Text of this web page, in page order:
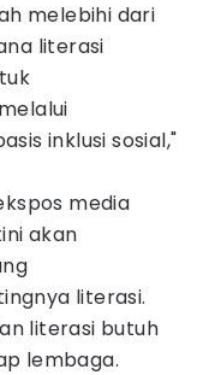
melebihi dari
literasi
inklusi sosial,"
media
akan
literasi.
literasi butuh
lembaga.